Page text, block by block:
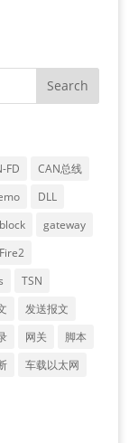
FD
CAN总线
DLL
gateway
TSN
发送报文
网关
脚本
车载以太网